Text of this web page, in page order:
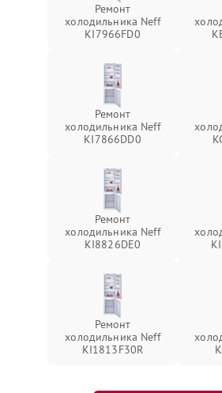
Ремонт
холодильника Neff
KI7966FD0
Ремонт
холодильника Neff
KI7866DD0
Ремонт
холодильника Neff
KI8826DE0
Ремонт
холодильника Neff
KI1813F30R